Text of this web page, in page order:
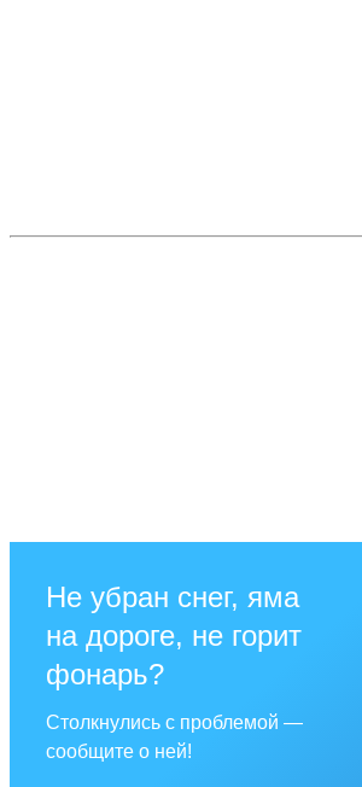
Не убран снег, яма
на дороге, не горит
фонарь?
Столкнулись с проблемой —
сообщите о ней!